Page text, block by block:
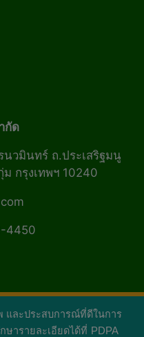
และประสบการณ์ที่ดีในการ
ารายละเอียดได้ที่ PDPA
กัด
วมินทร์ ถ.ประเสริฐมนู
กรุงเทพฯ 10240
4450
Life Plus mag | กรีน